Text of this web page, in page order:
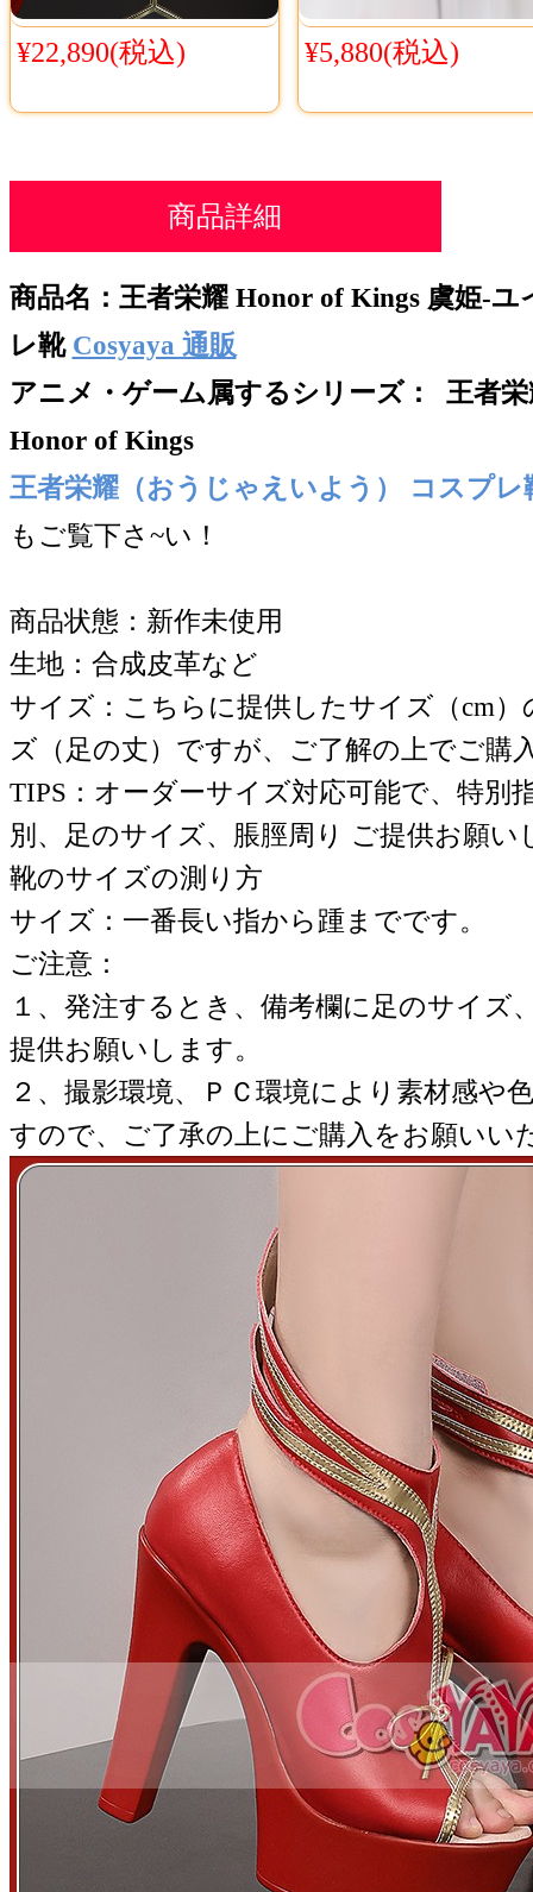
¥22,890(税込) ¥5,880(税込)
商品詳細
商品名： 王者栄耀 Honor of Kings 虞姫-
レ靴 Cosyaya 通販
アニメ・ゲーム属するシリーズ：
王者
Honor of Kings
王者栄耀（おうじゃえいよう） コスプレ
もご覧下さ~い！
商品状態：新作未使用
生地：合成皮革など
サイズ：こちらに提供したサイズ（cm
ズ（足の丈）ですが、ご了解の上でご購
TIPS：オーダーサイズ対応可能で、特別
別、足のサイズ、脹脛周り ご提供お願い
靴のサイズの測り方
サイズ：一番長い指から踵までです。
ご注意：
１、発注するとき、備考欄に足のサイズ
提供お願いします。
２、撮影環境、ＰＣ環境により素材感や
すので、ご了承の上にご購入をお願いい